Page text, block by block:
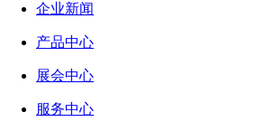
企业新闻
产品中心
展会中心
服务中心